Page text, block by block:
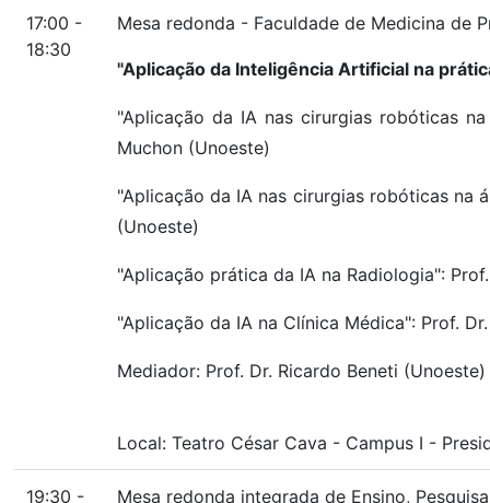
17:00 -
18:30
Mesa redonda - Faculdade de Medicina de
"Aplicação da Inteligência Artificial na
"Aplicação da IA nas cirurgias robóticas
Muchon (Unoeste)
"Aplicação da IA nas cirurgias robóticas na
(Unoeste)
"Aplicação prática da IA na Radiologia":
"Aplicação da IA na Clínica Médica": Prof.
Mediador: Prof. Dr. Ricardo Beneti (Unoeste)
Local: Teatro César Cava - Campus I -
19:30 -
Mesa redonda integrada de Ensino,